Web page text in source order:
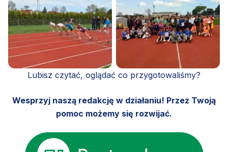
Lubisz czytać, oglądać co przygotowaliśmy?
Wesprzyj naszą redakcję w działaniu! Przez Twoją
pomoc możemy się rozwijać.